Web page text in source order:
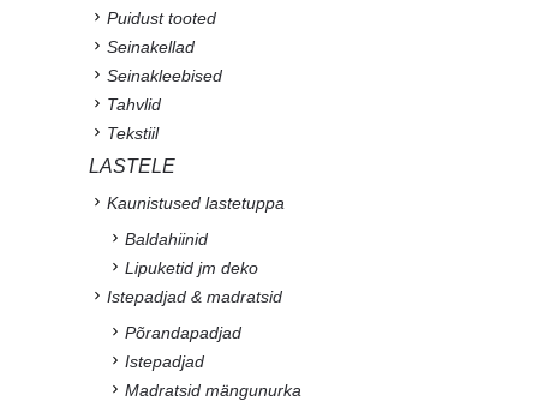
Puidust tooted
Seinakellad
Seinakleebised
Tahvlid
Tekstiil
LASTELE
Kaunistused lastetuppa
Baldahiinid
Lipuketid jm deko
Istepadjad & madratsid
Põrandapadjad
Istepadjad
Madratsid mängunurka